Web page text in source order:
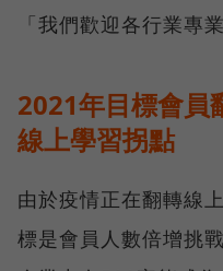
「我們歡迎各行業專
2021年目標會員
線上學習拐點
由於疫情正在翻轉線
標是會員人數倍增挑